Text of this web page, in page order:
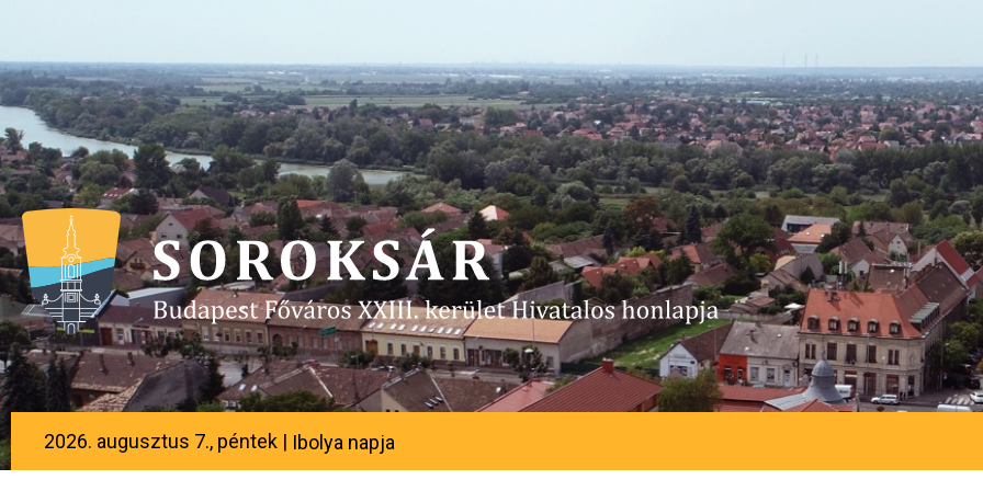
2026. augusztus 7., péntek | Ibolya napja